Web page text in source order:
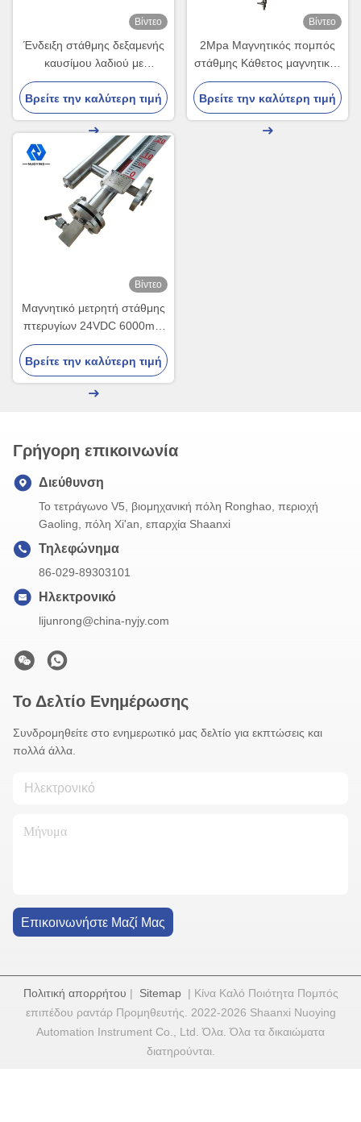
Βίντεο
Ένδειξη στάθμης δεξαμενής
καυσίμου λαδιού με
υδραυλικό μαγνητικό πομπό
στάθμης 4-20 mA
Βρείτε την καλύτερη τιμή
Βίντεο
2Mpa Μαγνητικός πομπός
στάθμης Κάθετος μαγνητικός
μετρητής στάθμης τύπου
πλωτήρα
Βρείτε την καλύτερη τιμή
Βίντεο
Μαγνητικό μετρητή στάθμης
πτερυγίων 24VDC 6000mm
Σειρά NYUHZ-C
Βρείτε την καλύτερη τιμή
Γρήγορη επικοινωνία
Διεύθυνση
Το τετράγωνο V5, βιομηχανική πόλη Ronghao, περιοχή
Gaoling, πόλη Xi'an, επαρχία Shaanxi
Τηλεφώνημα
86-029-89303101
Ηλεκτρονικό
lijunrong@china-nyjy.com
Το Δελτίο Ενημέρωσης
Συνδρομηθείτε στο ενημερωτικό μας δελτίο για εκπτώσεις και
πολλά άλλα.
Επικοινωνήστε Μαζί Μας
Πολιτική απορρήτου | Sitemap| Κίνα Καλό Ποιότητα Πομπός
επιπέδου ραντάρ Προμηθευτής. 2022-2026 Shaanxi Nuoying
Automation Instrument Co., Ltd. Όλα. Όλα τα δικαιώματα
διατηρούνται.